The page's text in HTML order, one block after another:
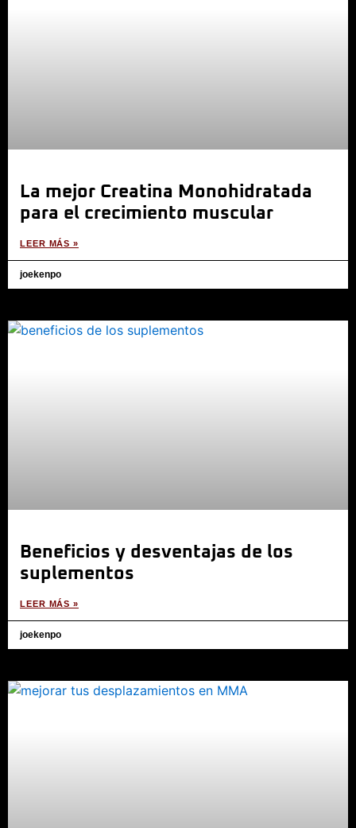
La mejor Creatina Monohidratada
para el crecimiento muscular
LEER MÁS »
joekenpo
Beneficios y desventajas de los
suplementos
LEER MÁS »
joekenpo